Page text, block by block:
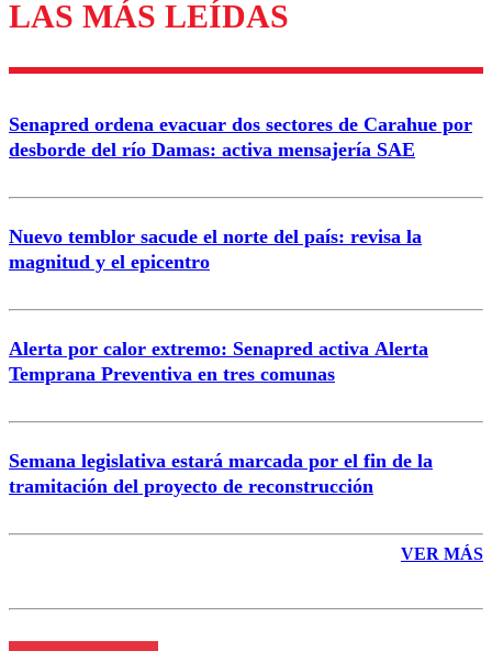
Los comentarios son moderados para garantizar un
diálogo respetuoso.
Nombre
Correo
LAS MÁS LEÍDAS
Senapred ordena evacuar dos sectores de Carahue por
desborde del río Damas: activa mensajería SAE
Nuevo temblor sacude el norte del país: revisa la
magnitud y el epicentro
Alerta por calor extremo: Senapred activa Alerta
Temprana Preventiva en tres comunas
Semana legislativa estará marcada por el fin de la
tramitación del proyecto de reconstrucción
VER MÁS